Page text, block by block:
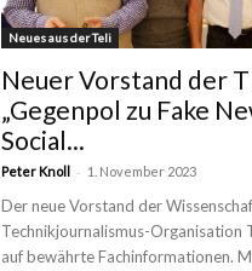
Neues aus der Teli
Neuer Vorstand der
„Gegenpol zu Fake
Social...
Peter Knoll - 1. November 2023
Der neue Vorstand der
Technikjournalismus-Organisation
auf bewährte Fachinformationen.